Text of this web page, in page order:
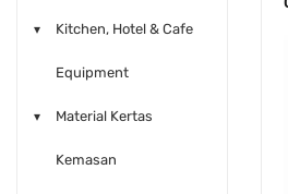
Kitchen, Hotel & Cafe
Equipment
Material Kertas
Kemasan